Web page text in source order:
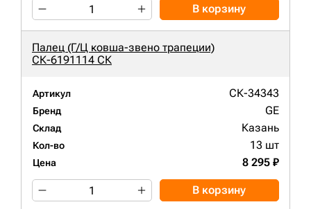
В корзину
Палец (Г/Ц ковша-звено трапеции)
СК-6191114 СК
Артикул СК-34343
Бренд GE
Склад Казань
Кол-во 13 шт
Цена 8 295 ₽
В корзину